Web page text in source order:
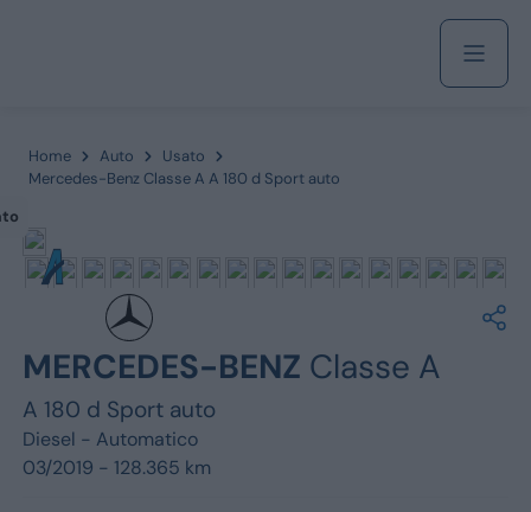
Home Auto
Usato
Mercedes-Benz Classe A A 180 d Sport auto
MERCEDES-BENZ Classe A
A 180 d Sport auto
Diesel - Automatico
03/2019 - 128.365 km